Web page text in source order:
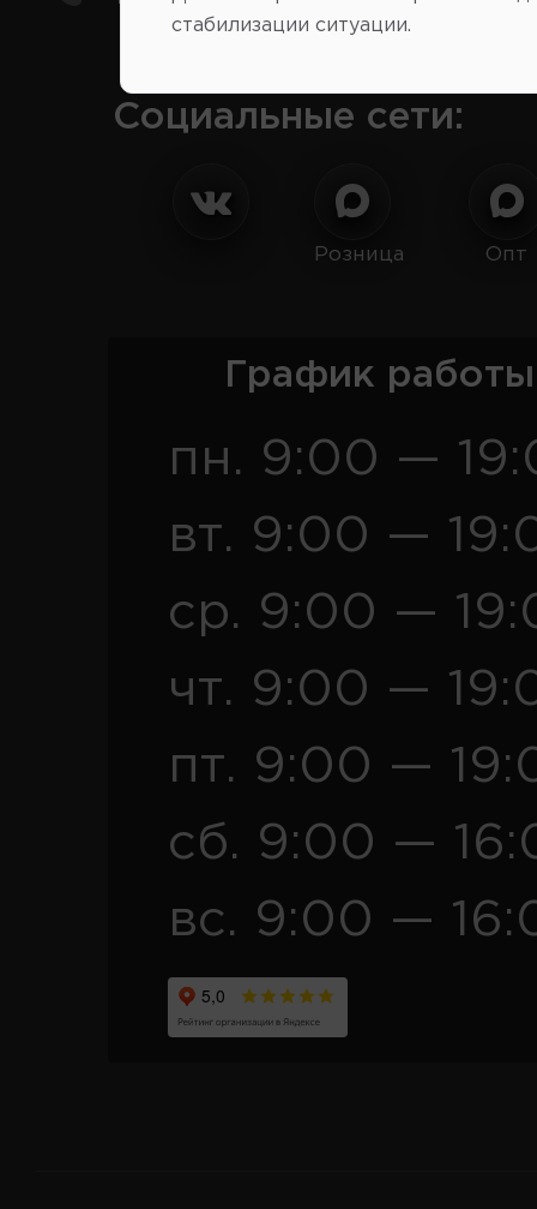
Социальные сети:
Розница Опт
График
пн. 9:00 —
вт. 9:00 —
ср. 9:00 —
чт. 9:00 —
пт. 9:00 —
сб. 9:00 —
вс. 9:00 —
стабилизации ситуации.